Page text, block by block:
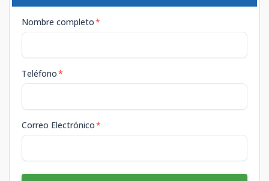
Nombre completo*
Teléfono*
Correo Electrónico*